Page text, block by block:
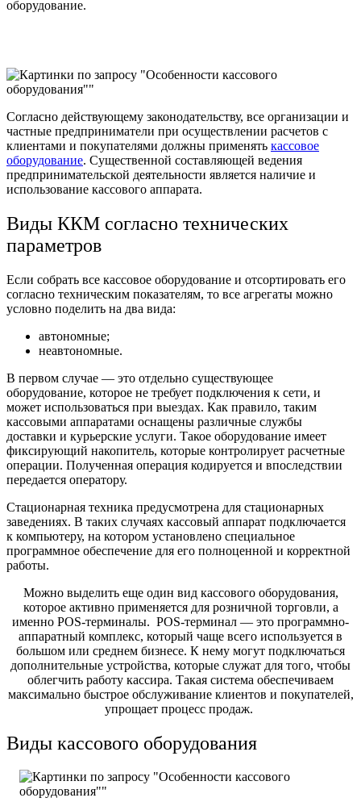
оборудование.
Согласно действующему законодательству, все организации и
частные предприниматели при осуществлении расчетов с
клиентами и покупателями должны применять кассовое
оборудование. Существенной составляющей ведения
предпринимательской деятельности является наличие и
использование кассового аппарата.
Виды ККМ согласно технических
параметров
Если собрать все кассовое оборудование и отсортировать его
согласно техническим показателям, то все агрегаты можно
условно поделить на два вида:
автономные;
неавтономные.
В первом случае — это отдельно существующее
оборудование, которое не требует подключения к сети, и
может использоваться при выездах. Как правило, таким
кассовыми аппаратами оснащены различные службы
доставки и курьерские услуги. Такое оборудование имеет
фиксирующий накопитель, которые контролирует расчетные
операции. Полученная операция кодируется и впоследствии
передается оператору.
Стационарная техника предусмотрена для стационарных
заведениях. В таких случаях кассовый аппарат подключается
к компьютеру, на котором установлено специальное
программное обеспечение для его полноценной и корректной
работы.
Можно выделить еще один вид кассового оборудования,
которое активно применяется для розничной торговли, а
именно POS-терминалы. POS-терминал — это программно-
аппаратный комплекс, который чаще всего используется в
большом или среднем бизнесе. К нему могут подключаться
дополнительные устройства, которые служат для того, чтобы
облегчить работу кассира. Такая система обеспечиваем
максимально быстрое обслуживание клиентов и покупателей,
упрощает процесс продаж.
Виды кассового оборудования